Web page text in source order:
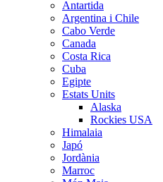
Antartida
Argentina i Chile
Cabo Verde
Canada
Costa Rica
Cuba
Egipte
Estats Units
Alaska
Rockies USA
Himalaia
Japó
Jordània
Marroc